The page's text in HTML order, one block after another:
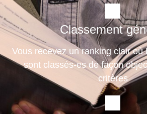
Classement
Vous recevez un ranking clair où
sont classés-es de façon
critères